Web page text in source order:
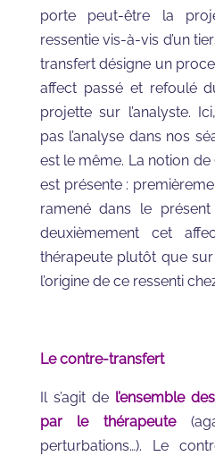
porte peut-être la
ressentie vis-à-vis d’un
transfert désigne un
affect passé et refoulé
projette sur l’analyste.
pas l’analyse dans nos
est le même. La notion
est présente :
ramené dans le
deuxièmement cet
thérapeute plutôt que
l’origine de ce ressenti
Le contre-transfert
Il s’agit de l’ensemble
par le thérapeute
perturbations…). Le